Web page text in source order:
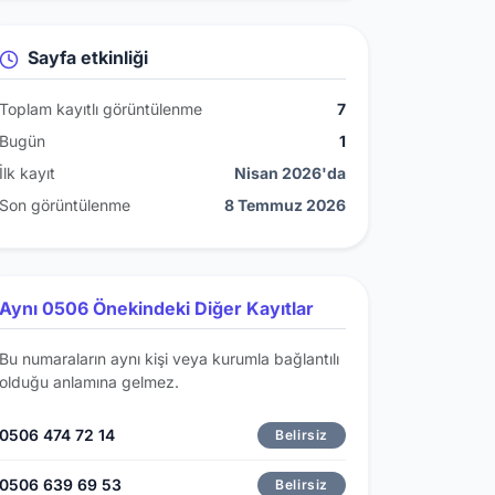
Sayfa etkinliği
Toplam kayıtlı görüntülenme
7
Bugün
1
İlk kayıt
Nisan 2026'da
Son görüntülenme
8 Temmuz 2026
Aynı 0506 Önekindeki Diğer Kayıtlar
Bu numaraların aynı kişi veya kurumla bağlantılı
olduğu anlamına gelmez.
0506 474 72 14 Belirsiz
0506 639 69 53 Belirsiz